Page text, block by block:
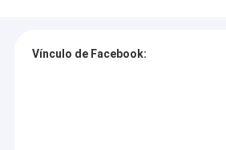
Vínculo de Facebook: